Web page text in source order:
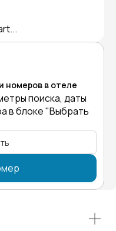
номеров в отеле
поиска, даты
в блоке "Выбрать